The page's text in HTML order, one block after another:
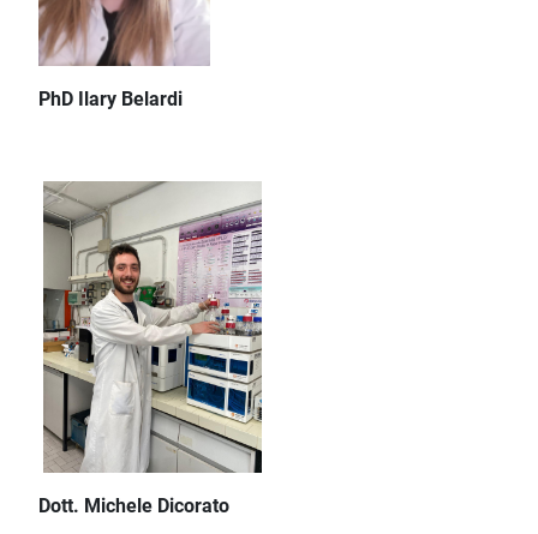
PhD Ilary Belardi
Dott. Michele Dicorato